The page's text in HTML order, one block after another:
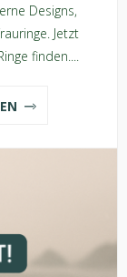
Designs,
Jetzt
finden....